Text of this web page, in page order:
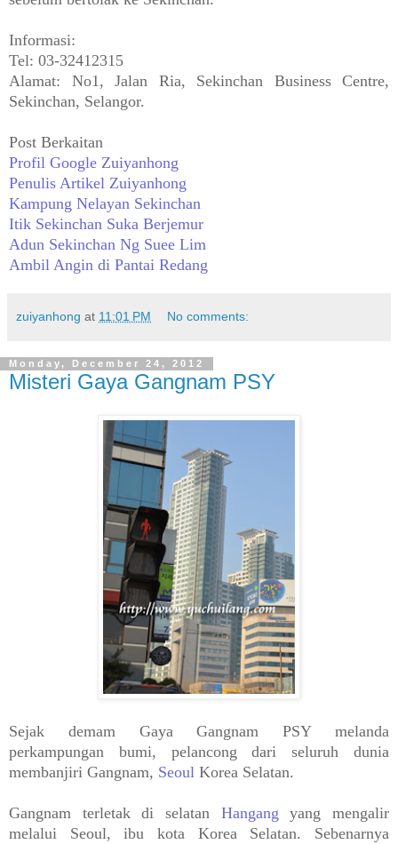
Informasi:
Tel: 03-32412315
Alamat: No1, Jalan Ria, Sekinchan Business Centre,
Sekinchan, Selangor.
Post Berkaitan
Profil Google Zuiyanhong
Penulis Artikel Zuiyanhong
Kampung Nelayan Sekinchan
Itik Sekinchan Suka Berjemur
Adun Sekinchan Ng Suee Lim
Ambil Angin di Pantai Redang
zuiyanhong at 11:01 PM No comments:
Monday, December 24, 2012
Misteri Gaya Gangnam PSY
Sejak demam Gaya Gangnam PSY melanda
perkampungan bumi, pelancong dari seluruh dunia
membanjiri Gangnam, Seoul Korea Selatan.
Gangnam terletak di selatan Hangang yang mengalir
melalui Seoul, ibu kota Korea Selatan. Sebenarnya